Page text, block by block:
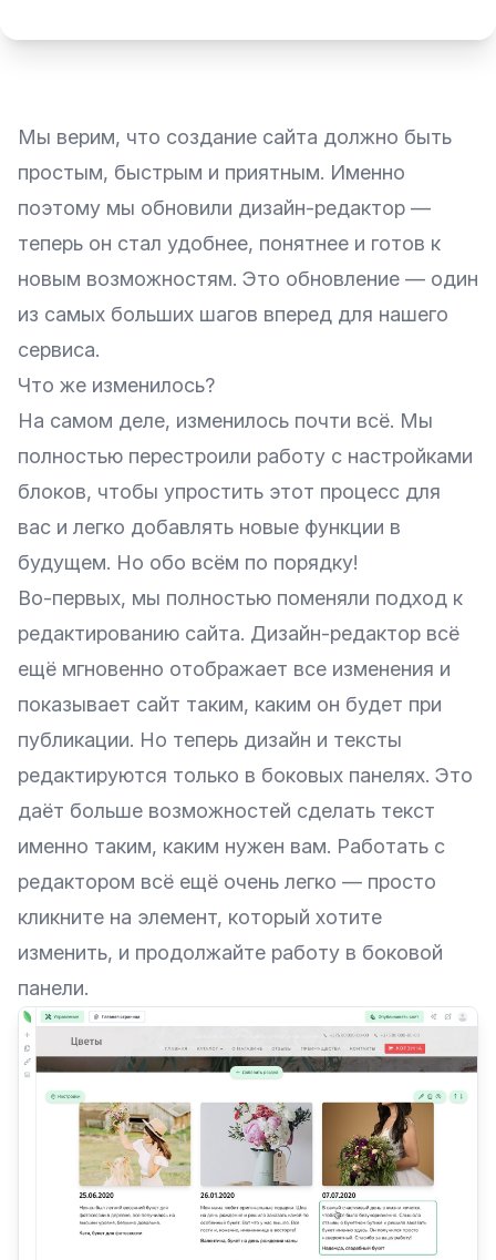
Мы верим, что создание сайта должно быть
простым, быстрым и приятным. Именно
поэтому мы обновили дизайн-редактор —
теперь он стал удобнее, понятнее и готов к
новым возможностям. Это обновление — один
из самых больших шагов вперед для нашего
сервиса.
Что же изменилось?
На самом деле, изменилось почти всё. Мы
полностью перестроили работу с настройками
блоков, чтобы упростить этот процесс для
вас и легко добавлять новые функции в
будущем. Но обо всём по порядку!
Во-первых, мы полностью поменяли подход к
редактированию сайта. Дизайн-редактор всё
ещё мгновенно отображает все изменения и
показывает сайт таким, каким он будет при
публикации. Но теперь дизайн и тексты
редактируются только в боковых панелях. Это
даёт больше возможностей сделать текст
именно таким, каким нужен вам. Работать с
редактором всё ещё очень легко — просто
кликните на элемент, который хотите
изменить, и продолжайте работу в боковой
панели.